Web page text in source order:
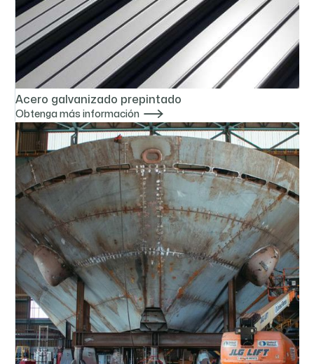
Acero galvanizado prepintado
Obtenga más información 